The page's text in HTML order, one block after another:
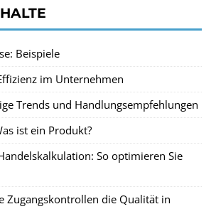
Beispiele
im Unternehmen
Trends und Handlungsempfehlungen
ist ein Produkt?
So optimieren Sie
Zugangskontrollen die Qualität in